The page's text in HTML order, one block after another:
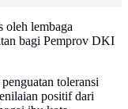
oleh lembaga
bagi Pemprov DKI
toleransi
positif dari